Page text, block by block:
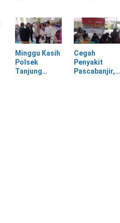
Kekerasan di
Kawasan PT
IMIP
Kekerasan
Dalam Rumah
Tangga di
Pasar Kota
Krui
Minggu Kasih
Polsek
Tanjung
Cegah
Penyakit
Pascabanjir,